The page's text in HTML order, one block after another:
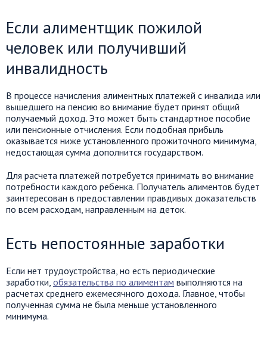
Если алиментщик пожилой
человек или получивший
инвалидность
В процессе начисления алиментных платежей с инвалида или
вышедшего на пенсию во внимание будет принят общий
получаемый доход. Это может быть стандартное пособие
или пенсионные отчисления. Если подобная прибыль
оказывается ниже установленного прожиточного минимума,
недостающая сумма дополнится государством.
Для расчета платежей потребуется принимать во внимание
потребности каждого ребенка. Получатель алиментов будет
заинтересован в предоставлении правдивых доказательств
по всем расходам, направленным на деток.
Есть непостоянные заработки
Если нет трудоустройства, но есть периодические
заработки, обязательства по алиментам выполняются на
расчетах среднего ежемесячного дохода. Главное, чтобы
полученная сумма не была меньше установленного
минимума.